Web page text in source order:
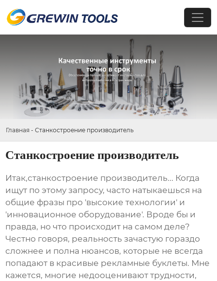
Главная - Станкостроение производитель
Станкостроение производитель
Итак,станкостроение производитель... Когда
ищут по этому запросу, часто натыкаешься на
общие фразы про 'высокие технологии' и
'инновационное оборудование'. Вроде бы и
правда, но что происходит на самом деле?
Честно говоря, реальность зачастую гораздо
сложнее и полна нюансов, которые не всегда
попадают в красивые рекламные буклеты. Мне
кажется, многие недооценивают трудности,